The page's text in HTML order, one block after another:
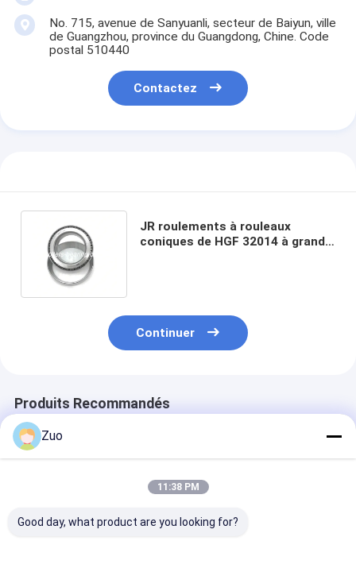
No. 715, avenue de Sanyuanli, secteur de Baiyun, ville
de Guangzhou, province du Guangdong, Chine. Code
postal 510440
Contactez
JR roulements à rouleaux
coniques de HGF 32014 à grande
Continuer
Produits Recommandés
Zuo
11:38 PM
Good day, what product are you looking for?